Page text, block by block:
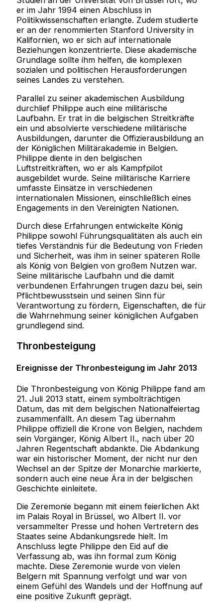
er im Jahr 1994 einen Abschluss in
Politikwissenschaften erlangte. Zudem studierte
er an der renommierten Stanford University in
Kalifornien, wo er sich auf internationale
Beziehungen konzentrierte. Diese akademische
Grundlage sollte ihm helfen, die komplexen
sozialen und politischen Herausforderungen
seines Landes zu verstehen.
Parallel zu seiner akademischen Ausbildung
durchlief Philippe auch eine militärische
Laufbahn. Er trat in die belgischen Streitkräfte
ein und absolvierte verschiedene militärische
Ausbildungen, darunter die Offizierausbildung an
der Königlichen Militärakademie in Belgien.
Philippe diente in den belgischen
Luftstreitkräften, wo er als Kampfpilot
ausgebildet wurde. Seine militärische Karriere
umfasste Einsätze in verschiedenen
internationalen Missionen, einschließlich eines
Engagements in den Vereinigten Nationen.
Durch diese Erfahrungen entwickelte König
Philippe sowohl Führungsqualitäten als auch ein
tiefes Verständnis für die Bedeutung von Frieden
und Sicherheit, was ihm in seiner späteren Rolle
als König von Belgien von großem Nutzen war.
Seine militärische Laufbahn und die damit
verbundenen Erfahrungen trugen dazu bei, sein
Pflichtbewusstsein und seinen Sinn für
Verantwortung zu fördern, Eigenschaften, die für
die Wahrnehmung seiner königlichen Aufgaben
grundlegend sind.
Thronbesteigung
Ereignisse der Thronbesteigung im Jahr 2013
Die Thronbesteigung von König Philippe fand am
21. Juli 2013 statt, einem symbolträchtigen
Datum, das mit dem belgischen Nationalfeiertag
zusammenfällt. An diesem Tag übernahm
Philippe offiziell die Krone von Belgien, nachdem
sein Vorgänger, König Albert II., nach über 20
Jahren Regentschaft abdankte. Die Abdankung
war ein historischer Moment, der nicht nur den
Wechsel an der Spitze der Monarchie markierte,
sondern auch eine neue Ära in der belgischen
Geschichte einleitete.
Die Zeremonie begann mit einem feierlichen Akt
im Palais Royal in Brüssel, wo Albert II. vor
versammelter Presse und hohen Vertretern des
Staates seine Abdankungsrede hielt. Im
Anschluss legte Philippe den Eid auf die
Verfassung ab, was ihn formal zum König
machte. Diese Zeremonie wurde von vielen
Belgern mit Spannung verfolgt und war von
einem Gefühl des Wandels und der Hoffnung auf
eine positive Zukunft geprägt.